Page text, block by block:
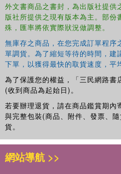
外文書商品之書封，為出版社提供
版社所提供之現有版本為主。部份
殊，匯率將依實際狀況做調整。
無庫存之商品，在您完成訂單程序
單調貨。為了縮短等待的時間，建
下單，以獲得最快的取貨速度，平
為了保護您的權益，「三民網路書
(收到商品為起始日)。
若要辦理退貨，請在商品鑑賞期內
與完整包裝(商品、附件、發票、
貨。
網站導航 >>